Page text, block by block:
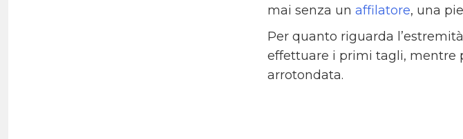
mai senza un affilatore, una
Per quanto riguarda
effettuare i primi tagli, mentre
arrotondata.